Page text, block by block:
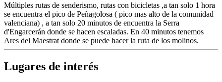
Múltiples rutas de senderismo, rutas con bicicletas ,a tan solo 1 hora
se encuentra el pico de Peñagolosa ( pico mas alto de la comunidad
valenciana) , a tan solo 20 minutos de encuentra la Serra
d'Engarcerán donde se hacen escaladas. En 40 minutos tenemos
Ares del Maestrat donde se puede hacer la ruta de los molinos.
Lugares de interés